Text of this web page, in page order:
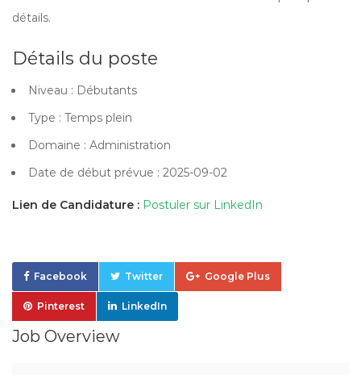
détails.
Détails du poste
Niveau : Débutants
Type : Temps plein
Domaine : Administration
Date de début prévue : 2025-09-02
Lien de Candidature : Postuler sur LinkedIn
Facebook Twitter Google Plus
Pinterest LinkedIn
Job Overview